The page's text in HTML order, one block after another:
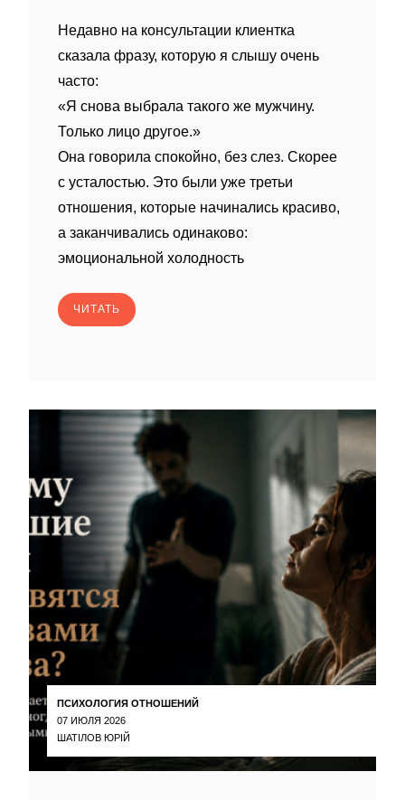
Недавно на консультации клиентка
сказала фразу, которую я слышу очень
часто:
«Я снова выбрала такого же мужчину.
Только лицо другое.»
Она говорила спокойно, без слез. Скорее
с усталостью. Это были уже третьи
отношения, которые начинались красиво,
а заканчивались одинаково:
эмоциональной холодность
ЧИТАТЬ
ПСИХОЛОГИЯ ОТНОШЕНИЙ
07 ИЮЛЯ 2026
ШАТІЛОВ ЮРІЙ